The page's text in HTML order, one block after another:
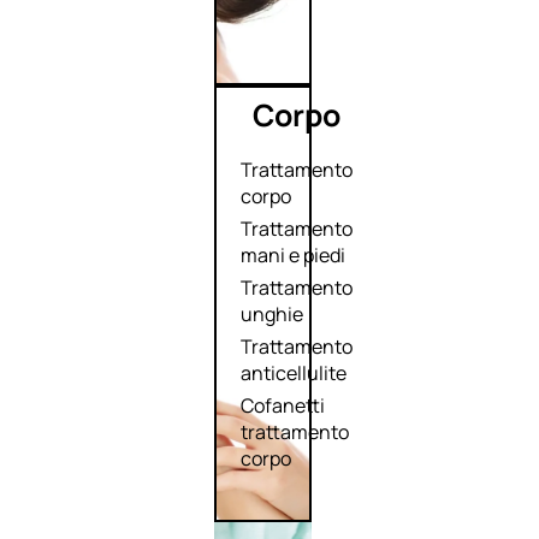
Corpo
Trattamento
corpo
Trattamento
mani e piedi
Trattamento
unghie
Trattamento
anticellulite
Cofanetti
trattamento
corpo